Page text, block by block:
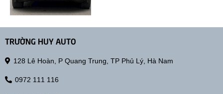
TRƯỜNG HUY AUTO
128 Lê Hoàn, P Quang Trung, TP Phủ Lý, Hà Nam
0972 111 116